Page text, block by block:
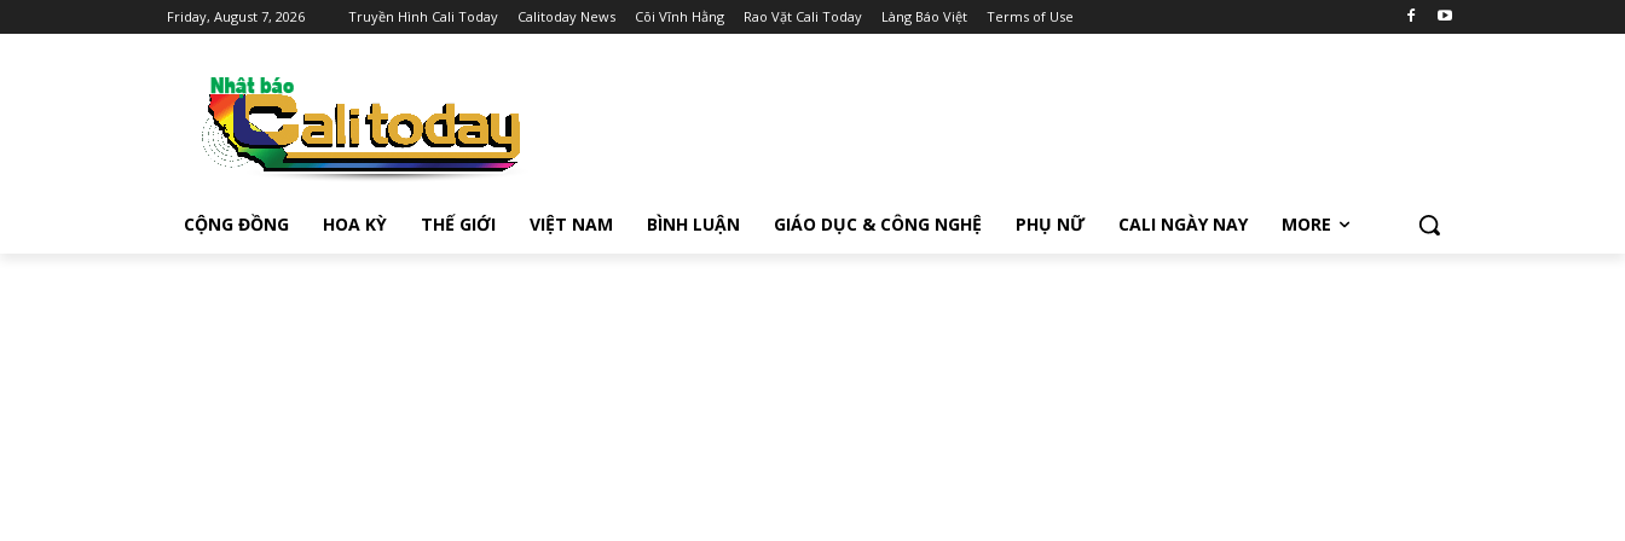
Friday, August 7, 2026 Truyền Hình Cali Today Calitoday News Cõi Vĩnh Hằng Rao Vặt Cali Today Làng Báo Việt Terms of Use
CỘNG ĐỒNG HOA KỲ THẾ GIỚI VIỆT NAM BÌNH LUẬN GIÁO DỤC & CÔNG NGHỆ PHỤ NỮ CALI NGÀY NAY MORE